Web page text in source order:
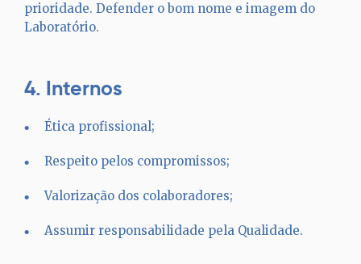
prioridade. Defender o bom nome e imagem do
Laboratório.
4. Internos
Ética profissional;
Respeito pelos compromissos;
Valorização dos colaboradores;
Assumir responsabilidade pela Qualidade.